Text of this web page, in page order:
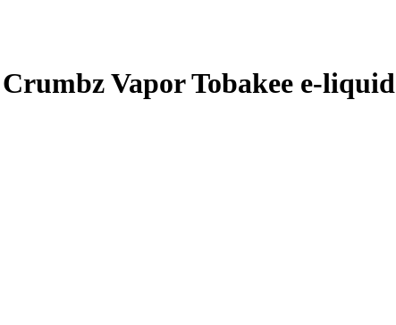
Vapor Tobakee e-liquid